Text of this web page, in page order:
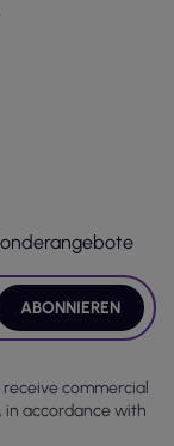
commercial
accordance with